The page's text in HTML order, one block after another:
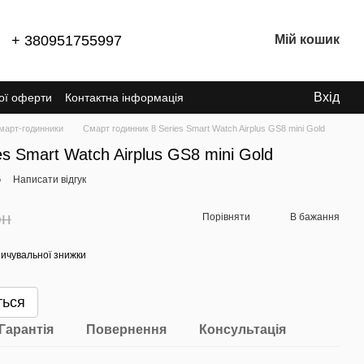
+ 380951755997 Мій кошик
оферти
Контактна інформація
Вхід
годинники Смарт годинник 8 Series Smart Watch Airplus GS8 mini Gold
Smart Watch Airplus GS8 mini Gold
Написати відгук
Порівняти В бажання
знижки
Гарантія Повернення Консультація